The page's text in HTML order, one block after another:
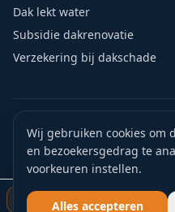
Dak lekt water
Subsidie dakrenovatie
Verzekering bij dakschade
🏛️KVK geregistreerd 🛡️ VCA
🏅15+ jaar ervaring 📍 Actief
Gratis
Wij gebruiken cookies om
en bezoekersgedrag te
voorkeuren instellen.
Alles accepteren